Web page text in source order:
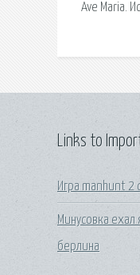
Ave Maria.
Links to
Игра manhunt 2
Минусовка ехал
берлина